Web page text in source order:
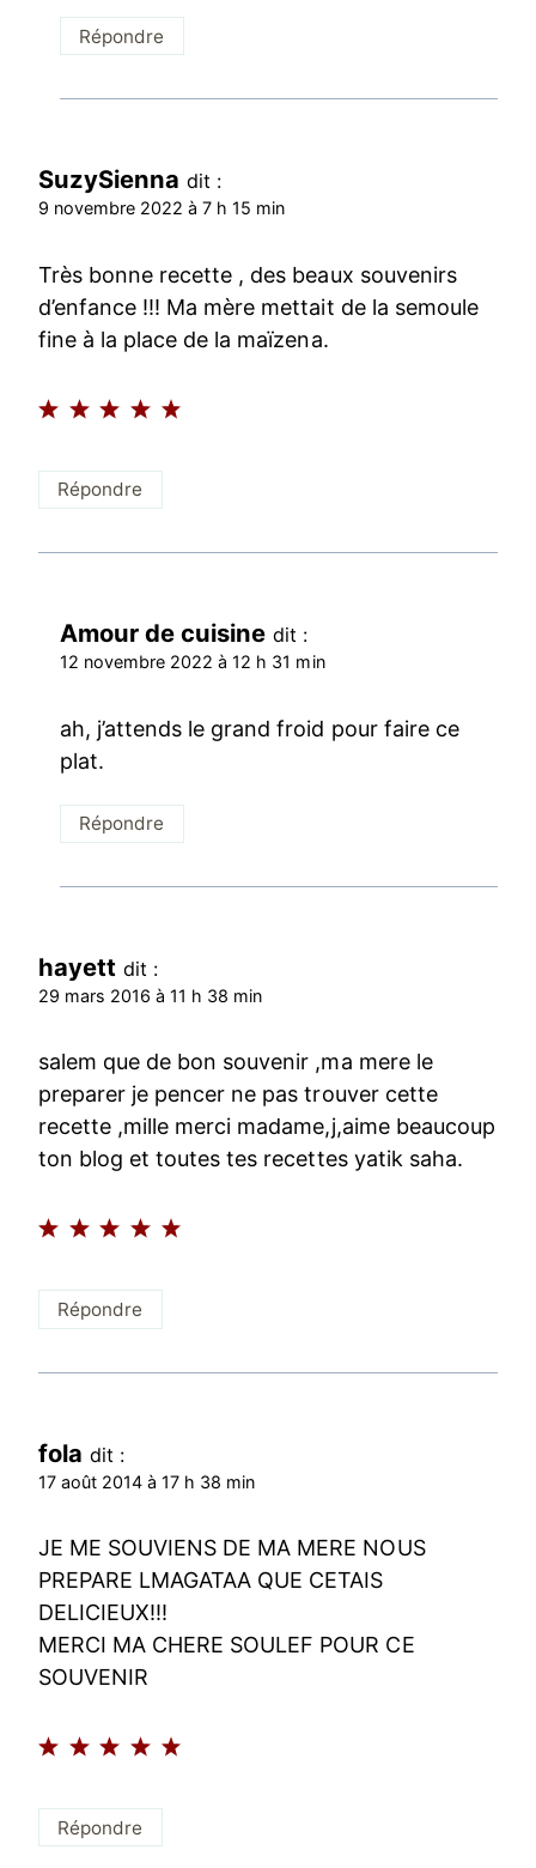
Répondre
SuzySienna dit :
9 novembre 2022 à 7 h 15 min
Très bonne recette , des beaux souvenirs
d’enfance !!! Ma mère mettait de la semoule
fine à la place de la maïzena.
Répondre
Amour de cuisine dit :
12 novembre 2022 à 12 h 31 min
ah, j’attends le grand froid pour faire ce
plat.
Répondre
hayett dit :
29 mars 2016 à 11 h 38 min
salem que de bon souvenir ,ma mere le
preparer je pencer ne pas trouver cette
recette ,mille merci madame,j,aime beaucoup
ton blog et toutes tes recettes yatik saha.
Répondre
fola dit :
17 août 2014 à 17 h 38 min
JE ME SOUVIENS DE MA MERE NOUS
PREPARE LMAGATAA QUE CETAIS
DELICIEUX!!!
MERCI MA CHERE SOULEF POUR CE
SOUVENIR
Répondre